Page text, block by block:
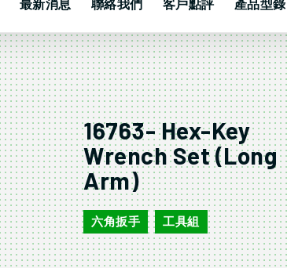
最新消息 聯絡我們 客戶點評 產品型錄
16763- Hex-Key
Wrench Set (Long
Arm)
六角扳手 , 工具組